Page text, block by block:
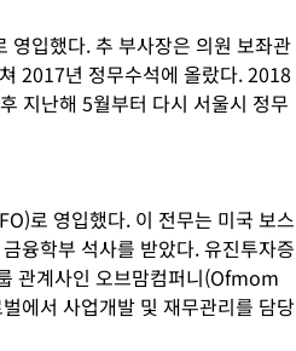
영입했다. 추 부사장은 의원 보좌관
2017년 정무수석에 올랐다. 2018
지난해 5월부터 다시 서울시 정무
로 영입했다. 이 전무는 미국 보스
융학부 석사를 받았다. 유진투자증
관계사인 오브맘컴퍼니(Ofmom
에서 사업개발 및 재무관리를 담당